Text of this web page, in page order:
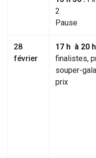
2
Pause
28
février
17 h à 20
finalistes,
souper-
prix